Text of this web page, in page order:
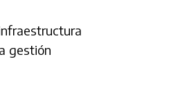
gestión